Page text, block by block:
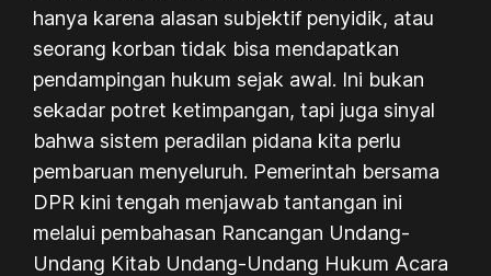
hanya karena alasan subjektif penyidik, atau
seorang korban tidak bisa mendapatkan
pendampingan hukum sejak awal. Ini bukan
sekadar potret ketimpangan, tapi juga sinyal
bahwa sistem peradilan pidana kita perlu
pembaruan menyeluruh. Pemerintah bersama
DPR kini tengah menjawab tantangan ini
melalui pembahasan Rancangan Undang-
Undang Kitab Undang-Undang Hukum Acara